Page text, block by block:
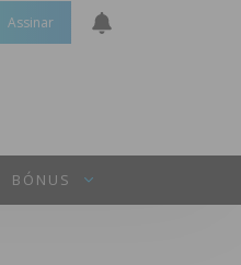
Assinar
BÓNUS